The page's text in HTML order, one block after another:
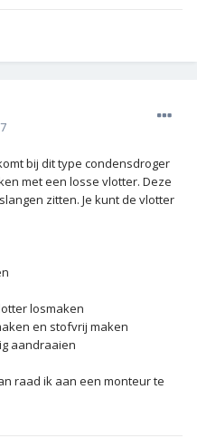
bij dit type condensdroger
met een losse vlotter. Deze
zitten. Je kunt de vlotter
losmaken
en stofvrij maken
aandraaien
raad ik aan een monteur te